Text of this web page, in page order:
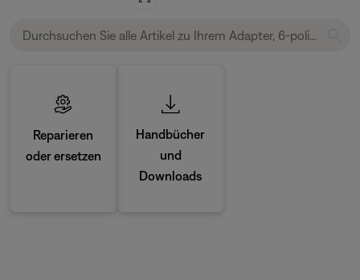
Reparieren
oder ersetzen
Handbücher
und
Downloads